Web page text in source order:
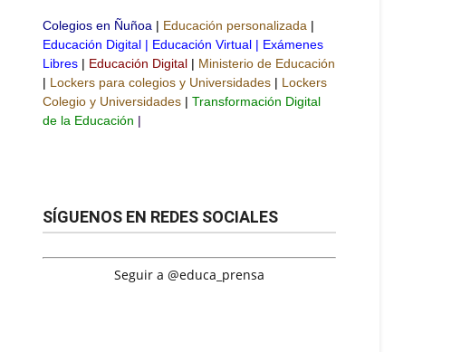
Colegios en Ñuñoa | Educación personalizada |
Educación Digital | Educación Virtual | Exámenes
Libres | Educación Digital | Ministerio de Educación
| Lockers para colegios y Universidades | Lockers
Colegio y Universidades | Transformación Digital
de la Educación |
SÍGUENOS EN REDES SOCIALES
Seguir a @educa_prensa